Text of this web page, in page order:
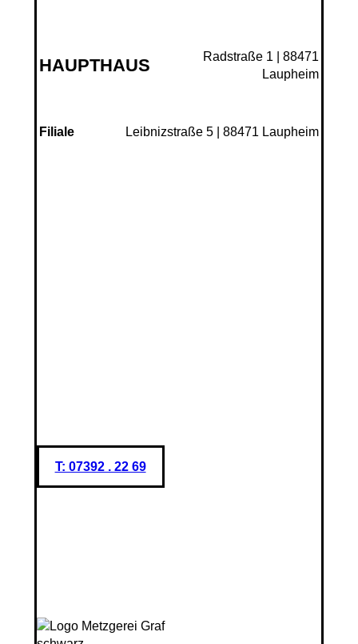
HAUPTHAUS
Radstraße 1 | 88471
Laupheim
Filiale Leibnizstraße 5 | 88471 Laupheim
T: 07392 . 22 69